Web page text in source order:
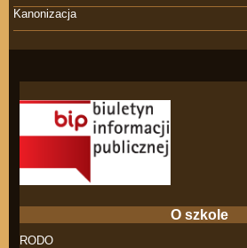
Kanonizacja
O szkole
RODO